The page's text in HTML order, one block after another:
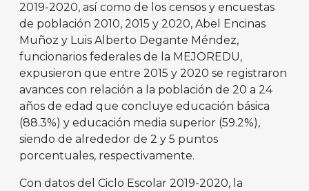
2019-2020, así como de los censos y encuestas
de población 2010, 2015 y 2020, Abel Encinas
Muñoz y Luis Alberto Degante Méndez,
funcionarios federales de la MEJOREDU,
expusieron que entre 2015 y 2020 se registraron
avances con relación a la población de 20 a 24
años de edad que concluye educación básica
(88.3%) y educación media superior (59.2%),
siendo de alrededor de 2 y 5 puntos
porcentuales, respectivamente.
Con datos del Ciclo Escolar 2019-2020, la